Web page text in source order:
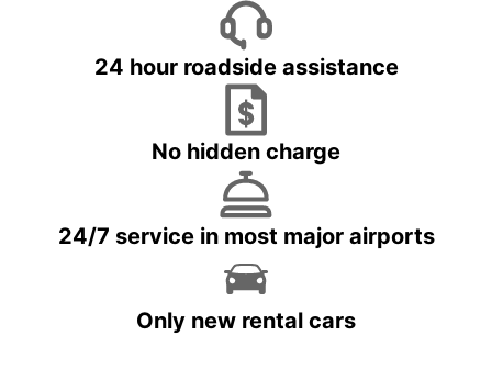
24 hour roadside assistance
No hidden charge
24/7 service in most major airports
Only new rental cars